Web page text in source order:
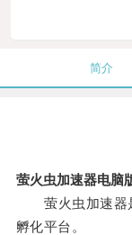
简介
萤火虫加速器电脑
萤火虫加速器是
孵化平台。